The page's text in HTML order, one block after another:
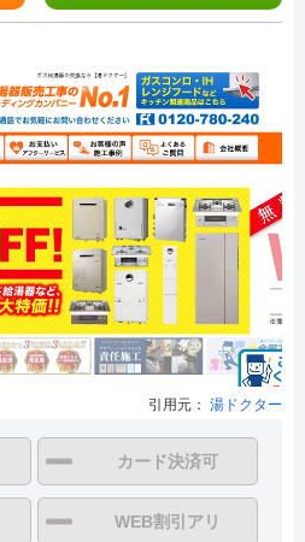
引用元： 湯ドクター
カード決済可
WEB割引アリ